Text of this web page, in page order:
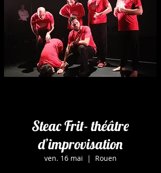
Steac Frit- théâtre
d’improvisation
ven. 16 mai
  |
Rouen